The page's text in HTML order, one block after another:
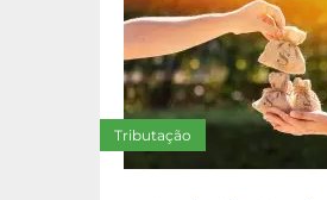
Tributação